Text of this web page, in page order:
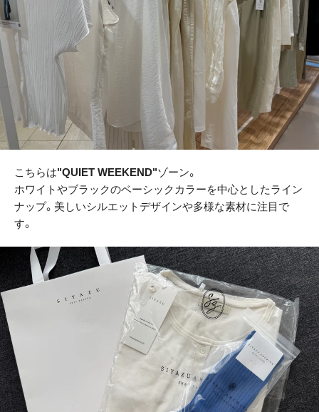
こちらは"QUIET WEEKEND"ゾーン。
ホワイトやブラックのベーシックカラーを中心としたライン
ナップ。美しいシルエットデザインや多様な素材に注目で
す。